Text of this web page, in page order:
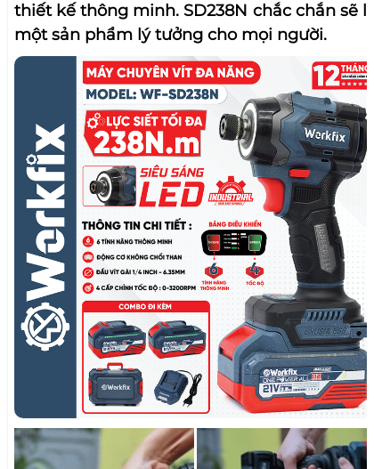
VÍT DỪNG KHI CÓ BÚA BẮN MỒI VÍT
GIẢM LỰC BÚA AUTO STOP